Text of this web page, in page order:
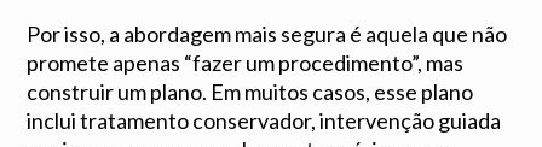
Por isso, a abordagem mais segura é aquela que não
promete apenas “fazer um procedimento”, mas
construir um plano. Em muitos casos, esse plano
inclui tratamento conservador, intervenção guiada